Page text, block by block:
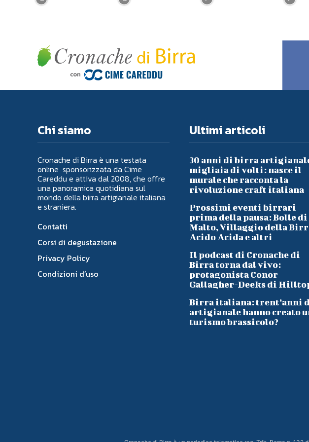
Chi siamo
Cronache di Birra è una testata
online sponsorizzata da Cime
Careddu e attiva dal 2008, che offre
una panoramica quotidiana sul
mondo della birra artigianale italiana
e straniera.
Contatti
Corsi di degustazione
Privacy Policy
Condizioni d’uso
Ultimi articoli
30 anni di birra
migliaia di volti: nasce il
murale che racconta la
rivoluzione craft italiana
Prossimi eventi birrari
prima della pausa: Bolle di
Malto, Villaggio della
Acido Acida e altri
Il podcast di Cronache di
Birra torna dal vivo:
protagonista Conor
Gallagher-Deeks di
Birra italiana: trent’anni
artigianale hanno creato
turismo brassicolo?